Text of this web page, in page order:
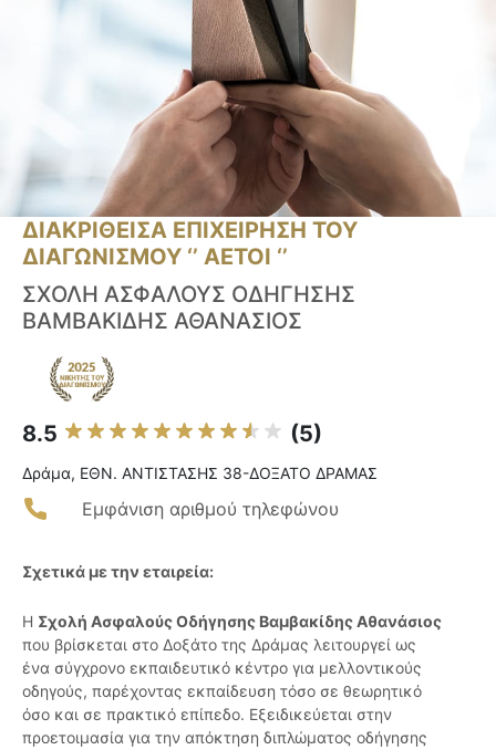
ΔΙΑΚΡΙΘΕΙΣΑ ΕΠΙΧΕΙΡΗΣΗ ΤΟΥ
ΔΙΑΓΩΝΙΣΜΟΥ ‘’ ΑΕΤΟΙ ‘’
ΣΧΟΛΗ ΑΣΦΑΛΟΥΣ ΟΔΗΓΗΣΗΣ
ΒΑΜΒΑΚΙΔΗΣ ΑΘΑΝΑΣΙΟΣ
8.5 (5)
Δράμα, ΕΘΝ. ΑΝΤΙΣΤΑΣΗΣ 38-ΔΟΞΑΤΟ ΔΡΑΜΑΣ
Εμφάνιση αριθμού τηλεφώνου
Σχετικά με την εταιρεία:
Η Σχολή Ασφαλούς Οδήγησης Βαμβακίδης Αθανάσιος
που βρίσκεται στο Δοξάτο της Δράμας λειτουργεί ως
ένα σύγχρονο εκπαιδευτικό κέντρο για μελλοντικούς
οδηγούς, παρέχοντας εκπαίδευση τόσο σε θεωρητικό
όσο και σε πρακτικό επίπεδο. Εξειδικεύεται στην
προετοιμασία για την απόκτηση διπλώματος οδήγησης